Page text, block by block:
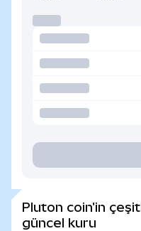
Pluton coin'in
güncel kuru